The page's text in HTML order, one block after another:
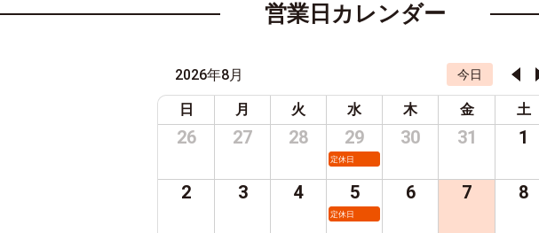
営業日カレンダー
2026年8月 今日
日 月 火 水 木 金 土
26 27 28 29
定休日
30 31 1
2 3 4 5
定休日
6 7 8